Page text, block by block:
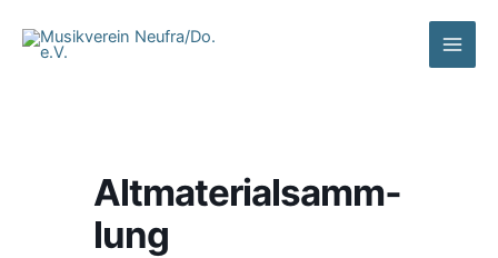
Inhalt
springen
Altma­te­ri­al­samm­
lung